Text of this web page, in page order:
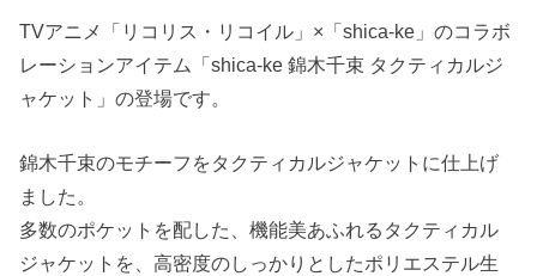
TVアニメ「リコリス・リコイル」×「shica-ke」のコラボ
レーションアイテム「shica-ke 錦木千束 タクティカルジ
ャケット」の登場です。
錦木千束のモチーフをタクティカルジャケットに仕上げ
ました。
多数のポケットを配した、機能美あふれるタクティカル
ジャケットを、高密度のしっかりとしたポリエステル生